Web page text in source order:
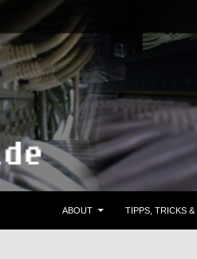
ABOUT
TIPPS, TRICKS